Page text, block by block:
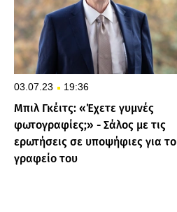
03.07.23 19:36
Μπιλ Γκέιτς: «Έχετε γυμνές
φωτογραφίες;» - Σάλος με τις
ερωτήσεις σε υποψήφιες για το
γραφείο του